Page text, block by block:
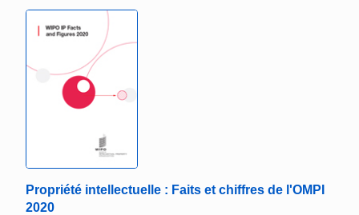
Propriété intellectuelle : Faits et chiffres de l'OMPI
2020